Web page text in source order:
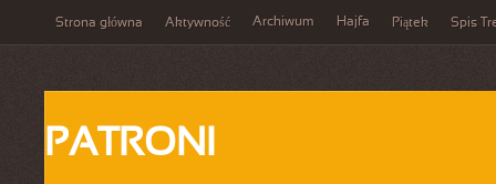
Strona główna Aktywność Archiwum Hajfa Piątek Spis
PATRONI